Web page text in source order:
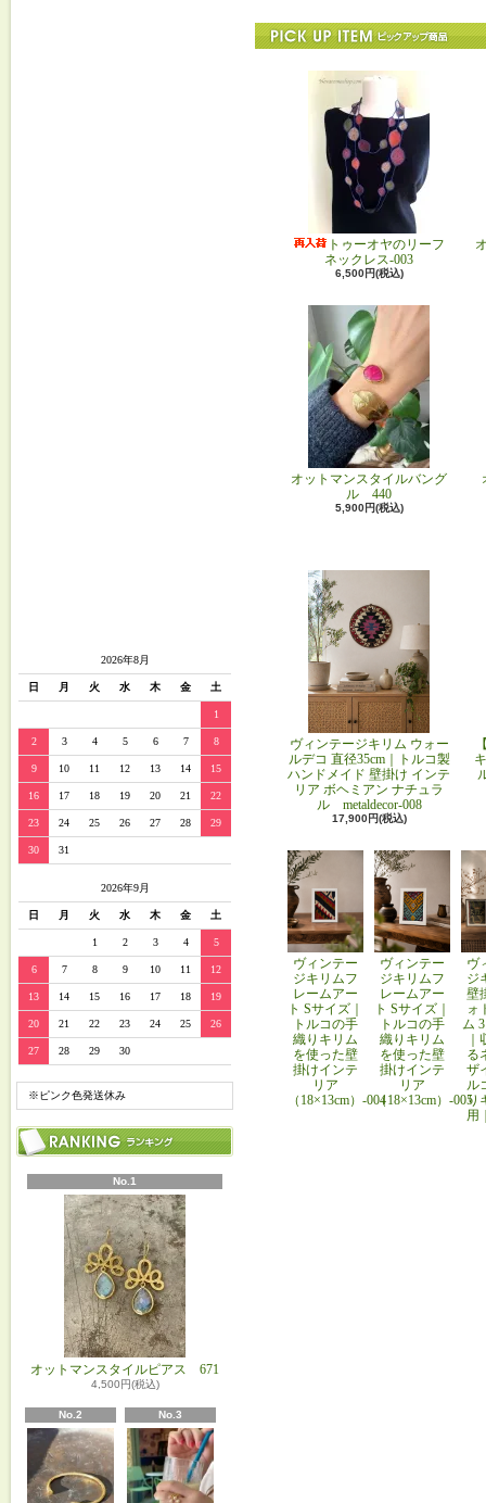
2026年8月
日 月 火 水 木 金 土
1
2 3 4 5 6 7 8
9 10 11 12 13 14 15
16 17 18 19 20 21 22
23 24 25 26 27 28 29
30 31
2026年9月
日 月 火 水 木 金 土
1 2 3 4 5
6 7 8 9 10 11 12
13 14 15 16 17 18 19
20 21 22 23 24 25 26
27 28 29 30
※ピンク色発送休み
No.1
オットマンスタイルピアス 671
4,500円(税込)
No.2 No.3
トゥーオヤのリーフ
ネックレス-003
6,500円(税込)
オットマンスタイルバング
ル 440
5,900円(税込)
ヴィンテージキリム ウォー
ルデコ 直径35cm｜トルコ製
ハンドメイド 壁掛け インテ
リア ボヘミアン ナチュラ
ル metaldecor-008
17,900円(税込)
ヴィンテー
ジキリムフ
レームアー
ト Sサイズ｜
トルコの手
織りキリム
を使った壁
掛けインテ
リア
（18×13cm）-004
ヴィンテー
ジキリムフ
レームアー
ト Sサイズ｜
トルコの手
織りキリム
を使った壁
掛けインテ
リア
（18×13cm）-005
ヴ
ジ
壁
ォ
ム
る
ザ
ル
り
用